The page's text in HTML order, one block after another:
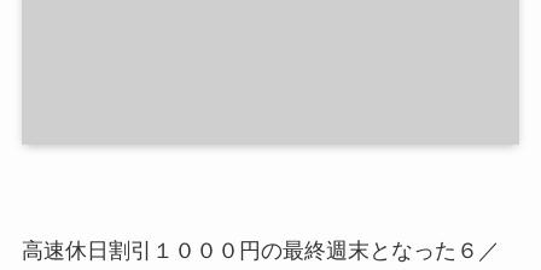
高速休日割引１０００円の最終週末となった６／